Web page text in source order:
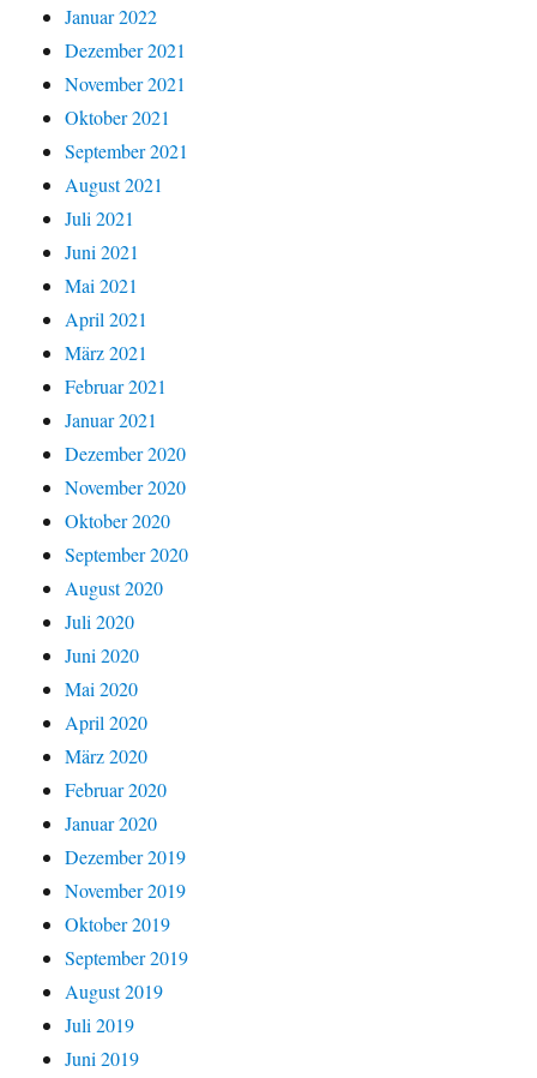
Januar 2022
Dezember 2021
November 2021
Oktober 2021
September 2021
August 2021
Juli 2021
Juni 2021
Mai 2021
April 2021
März 2021
Februar 2021
Januar 2021
Dezember 2020
November 2020
Oktober 2020
September 2020
August 2020
Juli 2020
Juni 2020
Mai 2020
April 2020
März 2020
Februar 2020
Januar 2020
Dezember 2019
November 2019
Oktober 2019
September 2019
August 2019
Juli 2019
Juni 2019